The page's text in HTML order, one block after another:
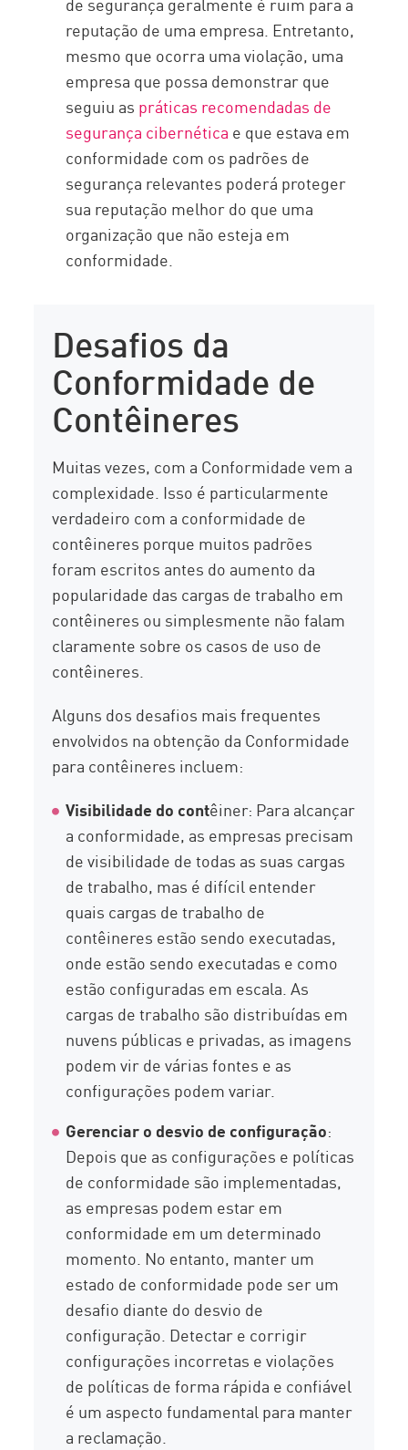
reputação de uma empresa. Entretanto,
mesmo que ocorra uma violação, uma
empresa que possa demonstrar que
seguiu as práticas recomendadas de
segurança cibernética e que estava em
conformidade com os padrões de
segurança relevantes poderá proteger
sua reputação melhor do que uma
organização que não esteja em
conformidade.
Desafios da
Conformidade de
Contêineres
Muitas vezes, com a Conformidade vem a
complexidade. Isso é particularmente
verdadeiro com a conformidade de
contêineres porque muitos padrões
foram escritos antes do aumento da
popularidade das cargas de trabalho em
contêineres ou simplesmente não falam
claramente sobre os casos de uso de
contêineres.
Alguns dos desafios mais frequentes
envolvidos na obtenção da Conformidade
para contêineres incluem:
Visibilidade do contêiner: Para alcançar
a conformidade, as empresas precisam
de visibilidade de todas as suas cargas
de trabalho, mas é difícil entender
quais cargas de trabalho de
contêineres estão sendo executadas,
onde estão sendo executadas e como
estão configuradas em escala. As
cargas de trabalho são distribuídas em
nuvens públicas e privadas, as imagens
podem vir de várias fontes e as
configurações podem variar.
Gerenciar o desvio de configuração:
Depois que as configurações e políticas
de conformidade são implementadas,
as empresas podem estar em
conformidade em um determinado
momento. No entanto, manter um
estado de conformidade pode ser um
desafio diante do desvio de
configuração. Detectar e corrigir
configurações incorretas e violações
de políticas de forma rápida e confiável
é um aspecto fundamental para manter
a reclamação.